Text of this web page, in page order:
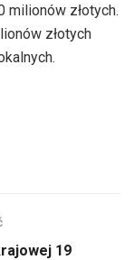
złotych.
złotych
19